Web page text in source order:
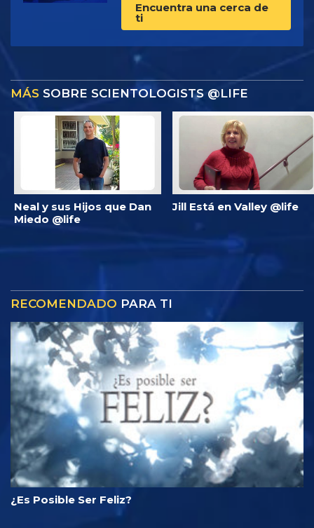
Encuentra una cerca de
ti
MÁS SOBRE SCIENTOLOGISTS @LIFE
Neal y sus Hijos que Dan
Miedo @life
Jill Está en Valley @life
RECOMENDADO PARA TI
¿Es Posible Ser Feliz?